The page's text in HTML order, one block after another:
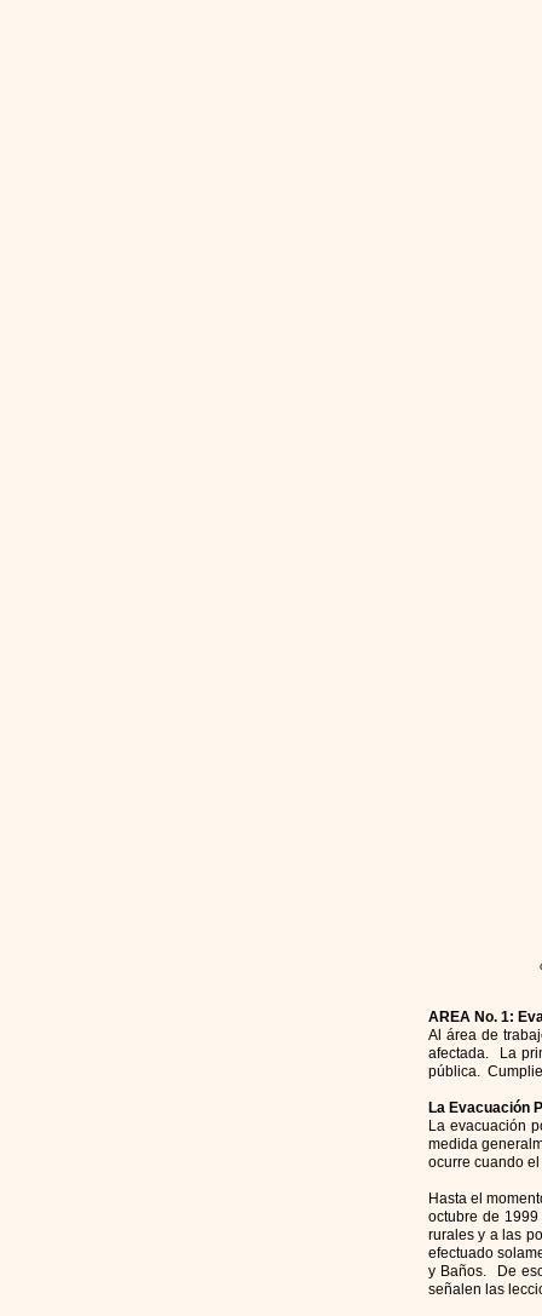
AREA No. 1:
Al área de
afectada. La
pública.
La Evacuación
La evacuación
medida
ocurre cuando
Hasta el
octubre de
rurales y a las
efectuado
y Baños. De
señalen las